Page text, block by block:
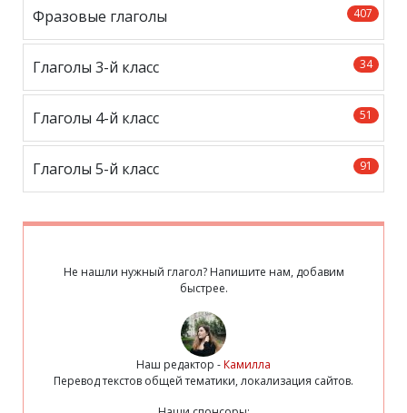
407
Фразовые глаголы
34
Глаголы 3-й класс
51
Глаголы 4-й класс
91
Глаголы 5-й класс
Не нашли нужный глагол? Напишите нам, добавим
быстрее.
Наш редактор -Камилла
Перевод текстов общей тематики, локализация сайтов.